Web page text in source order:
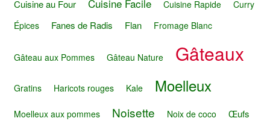
Cuisine au Four Cuisine Facile Cuisine Rapide
Curry
Épices
Fanes de Radis Flan Fromage Blanc
Gâteau aux Pommes Gâteau Nature Gâteaux
Gratins Haricots rouges Kale Moelleux
Moelleux aux pommes Noisette Noix de coco
Œufs